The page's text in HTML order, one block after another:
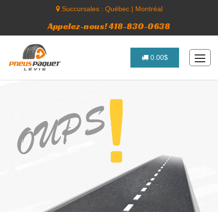
Succursales : Québec| Montréal
Appelez-nous! 418-830-0638
0.00$